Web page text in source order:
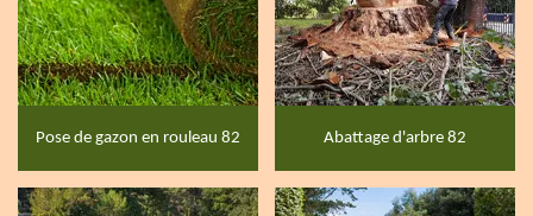
Pose de gazon en rouleau 82 Abattage d'arbre 82